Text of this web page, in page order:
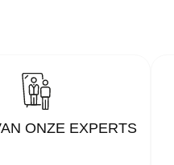
ONZE EXPERTS